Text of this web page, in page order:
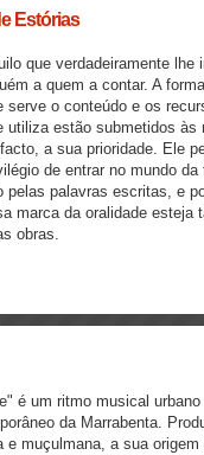
Estórias
que verdadeiramente lhe
a quem a contar. A
serve o conteúdo e os
utiliza estão submetidos às
a sua prioridade. Ele
de entrar no mundo
pelas palavras escritas, e
marca da oralidade esteja
obras.
é um ritmo musical
da Marrabenta.
e muçulmana, a sua